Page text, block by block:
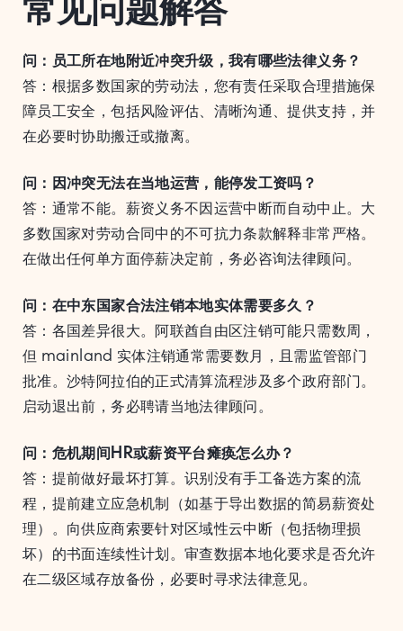
常见问题解答
问：员工所在地附近冲突升级，我有哪些法律义务？
答：根据多数国家的劳动法，您有责任采取合理措施保
障员工安全，包括风险评估、清晰沟通、提供支持，并
在必要时协助搬迁或撤离。
问：因冲突无法在当地运营，能停发工资吗？
答：通常不能。薪资义务不因运营中断而自动中止。大
多数国家对劳动合同中的不可抗力条款解释非常严格。
在做出任何单方面停薪决定前，务必咨询法律顾问。
问：在中东国家合法注销本地实体需要多久？
答：各国差异很大。阿联酋自由区注销可能只需数周，
但 mainland 实体注销通常需要数月，且需监管部门
批准。沙特阿拉伯的正式清算流程涉及多个政府部门。
启动退出前，务必聘请当地法律顾问。
问：危机期间HR或薪资平台瘫痪怎么办？
答：提前做好最坏打算。识别没有手工备选方案的流
程，提前建立应急机制（如基于导出数据的简易薪资处
理）。向供应商索要针对区域性云中断（包括物理损
坏）的书面连续性计划。审查数据本地化要求是否允许
在二级区域存放备份，必要时寻求法律意见。